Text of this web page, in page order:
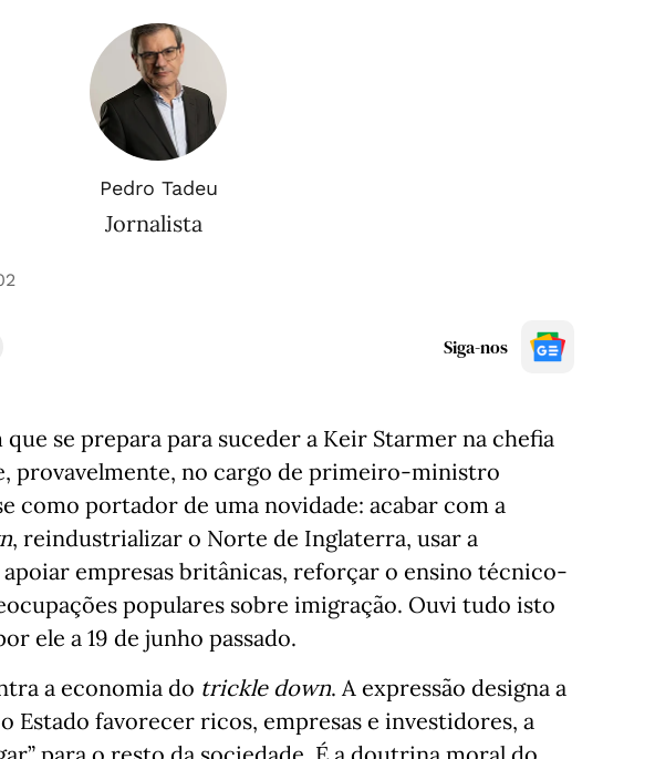
Pedro Tadeu
Jornalista
Siga-nos
se prepara para suceder a Keir Starmer na chefia
provavelmente, no cargo de primeiro-ministro
como portador de uma novidade: acabar com a
, reindustrializar o Norte de Inglaterra, usar a
empresas britânicas, reforçar o ensino técnico-
populares sobre imigração. Ouvi tudo isto
ele a 19 de junho passado.
a economia do trickle down. A expressão designa a
Estado favorecer ricos, empresas e investidores, a